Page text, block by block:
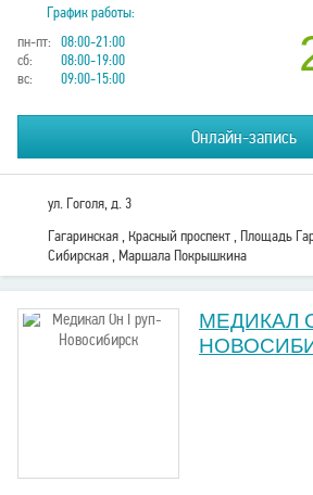
График работы:
пн-пт: 08:00-21:00
сб:
08:00-19:00
вс:
09:00-15:00
Онлайн-запись
ул. Гоголя, д. 3
Гагаринская , Красный проспект , Площадь
Сибирская , Маршала Покрышкина
МЕДИКАЛ